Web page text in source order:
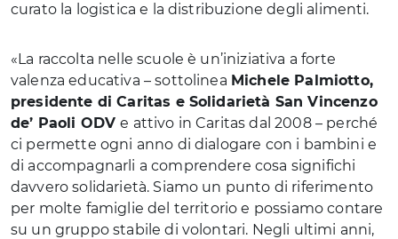
curato la logistica e la distribuzione degli alimenti.
«La raccolta nelle scuole è un’iniziativa a forte
valenza educativa – sottolinea Michele Palmiotto,
presidente di Caritas e Solidarietà San Vincenzo
de’ Paoli ODVe attivo in Caritas dal 2008 – perché
ci permette ogni anno di dialogare con i bambini e
di accompagnarli a comprendere cosa significhi
davvero solidarietà. Siamo un punto di riferimento
per molte famiglie del territorio e possiamo contare
su un gruppo stabile di volontari. Negli ultimi anni,